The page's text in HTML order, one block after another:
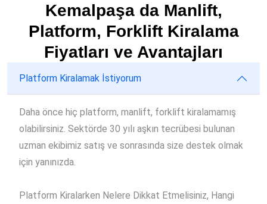
Kemalpaşa da Manlift,
Platform, Forklift Kiralama
Fiyatları ve Avantajları
Platform Kiralamak İstiyorum
Daha önce hiç platform, manlift, forklift kiralamamış
olabilirsiniz. Sektörde 30 yılı aşkın tecrübesi bulunan
uzman ekibimiz satış ve sonrasında size destek olmak
için yanınızda.
Platform Kiralarken Nelere Dikkat Etmelisiniz, Hangi